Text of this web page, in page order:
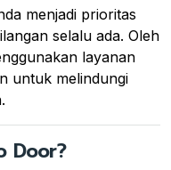
menjadi prioritas
selalu ada. Oleh
layanan
untuk melindungi
Door?